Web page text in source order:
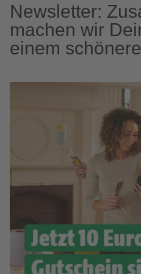
Newsletter:
machen wir
einem